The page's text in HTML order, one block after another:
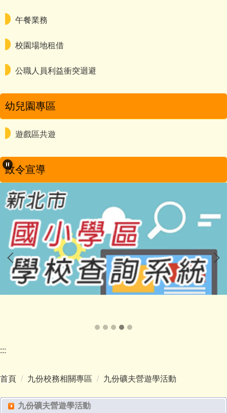
午餐業務
校園場地租借
公職人員利益衝突迴避
幼兒園專區
遊戲區共遊
政令宣導
:::
首頁 九份校務相關專區 九份礦夫營遊學活動
九份礦夫營遊學活動